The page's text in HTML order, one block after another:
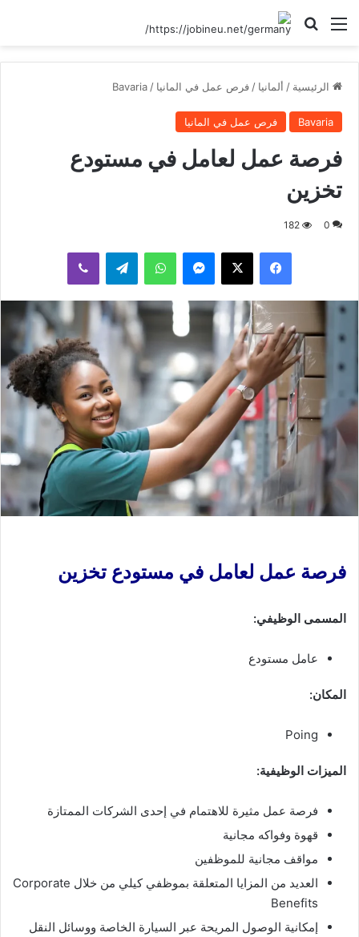
القائمة بحث عن
الرئيسية / ألمانيا / فرص عمل في المانيا /
Bavaria
Bavaria فرص عمل في المانيا
فرصة عمل لعامل في مستودع
تخزين
0
182
فيسبوك واتساب
فرصة عمل لعامل في مستودع تخزين
المسمى الوظيفي:
عامل مستودع
المكان:
Poing
الميزات الوظيفية:
فرصة عمل مثيرة للاهتمام في إحدى الشركات الممتازة
قهوة وفواكه مجانية
مواقف مجانية للموظفين
العديد من المزايا المتعلقة بموظفي كيلي من خلال Corporate
Benefits
إمكانية الوصول المريحة عبر السيارة الخاصة ووسائل النقل